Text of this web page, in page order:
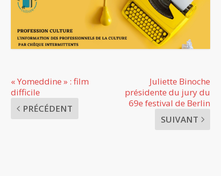
« Yomeddine » : film
difficile
PRÉCÉDENT
Juliette Binoche
présidente du jury du
69e festival de Berlin
SUIVANT